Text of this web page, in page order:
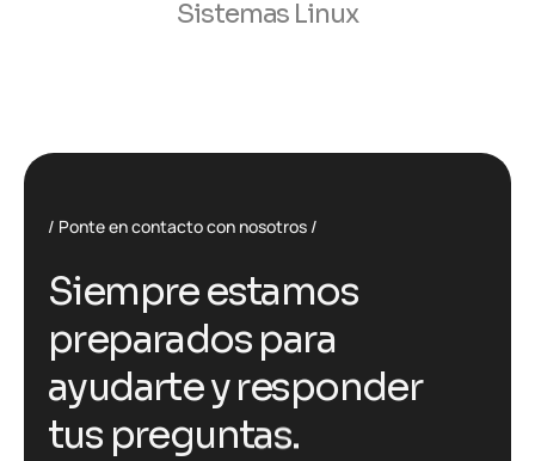
Sistemas Linux
Ponte en contacto con nosotros
Siempreestamos
preparados para
ayudarteyresponder
tus preguntas.